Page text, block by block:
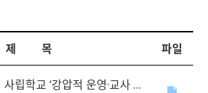
제 목 파일
NSW 의회, 시드니 사립학교 ‘강압적 운영·교사 임금’ 의혹 조사